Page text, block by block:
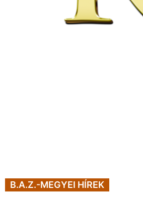
B.A.Z.-MEGYEI HÍREK